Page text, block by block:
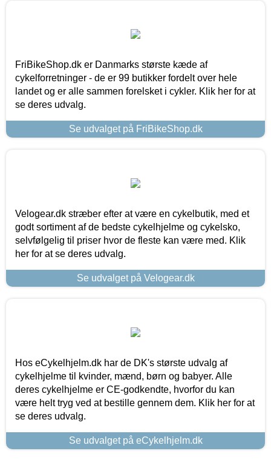
FriBikeShop.dk er Danmarks største kæde af
cykelforretninger - de er 99 butikker fordelt over hele
landet og er alle sammen forelsket i cykler. Klik her for at
se deres udvalg.
Se udvalget på FriBikeShop.dk
Velogear.dk stræber efter at være en cykelbutik, med et
godt sortiment af de bedste cykelhjelme og cykelsko,
selvfølgelig til priser hvor de fleste kan være med. Klik
her for at se deres udvalg.
Se udvalget på Velogear.dk
Hos eCykelhjelm.dk har de DK's største udvalg af
cykelhjelme til kvinder, mænd, børn og babyer. Alle
deres cykelhjelme er CE-godkendte, hvorfor du kan
være helt tryg ved at bestille gennem dem. Klik her for at
se deres udvalg.
Se udvalget på eCykelhjelm.dk